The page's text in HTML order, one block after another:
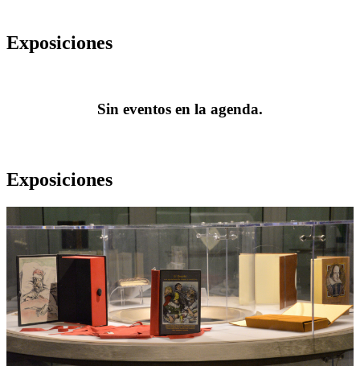
Exposiciones
Sin eventos en la agenda.
Exposiciones